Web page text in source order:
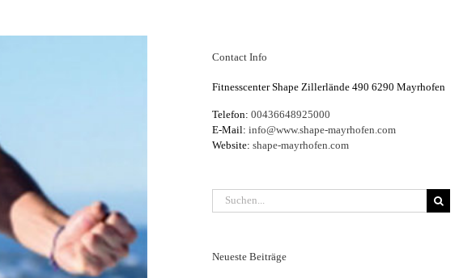
Contact Info
Fitnesscenter Shape Zillerlände 490 6290 Mayrhofen
Telefon: 00436648925000
E-Mail: info@www.shape-mayrhofen.com
Website: shape-mayrhofen.com
Suche
nach:
Neueste Beiträge